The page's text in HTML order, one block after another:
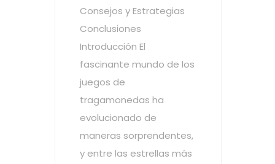
Consejos y Estrategias
Conclusiones
Introducción El
fascinante mundo de los
juegos de
tragamonedas ha
evolucionado de
maneras sorprendentes,
y entre las estrellas más